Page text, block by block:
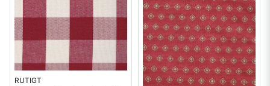
RUTIGT